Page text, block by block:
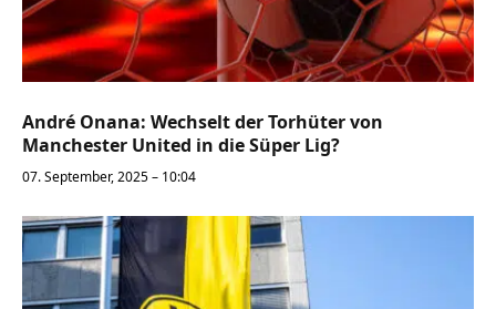
André Onana: Wechselt der Torhüter von
Manchester United in die Süper Lig?
07. September, 2025 – 10:04